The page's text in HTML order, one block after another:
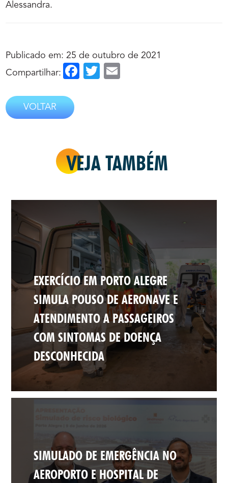
Alessandra.
Publicado em: 25 de outubro de 2021
Compartilhar:
Facebook
Twitter
VOLTAR
VEJA TAMBÉM
EXERCÍCIO EM PORTO ALEGRE
SIMULA POUSO DE AERONAVE E
ATENDIMENTO A PASSAGEIROS
COM SINTOMAS DE DOENÇA
DESCONHECIDA
SIMULADO DE EMERGÊNCIA NO
AEROPORTO E HOSPITAL DE